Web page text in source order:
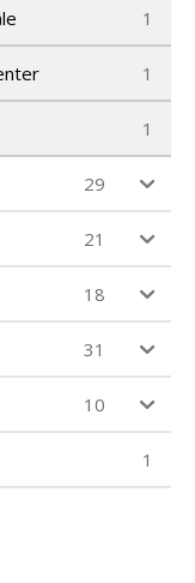
1
1
1
29
21
18
31
10
1